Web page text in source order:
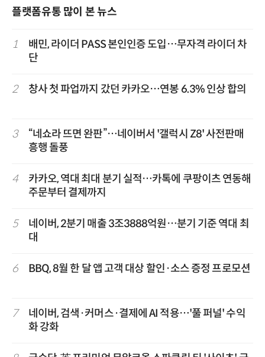
플랫폼유통 많이 본 뉴스
1
배민, 라이더 PASS 본인인증 도입…무자격 라이더 차
단
2 창사 첫 파업까지 갔던 카카오…연봉 6.3% 인상 합의
3
“네쇼라 뜨면 완판”…네이버서 '갤럭시 Z8' 사전판매
흥행 돌풍
4
카카오, 역대 최대 분기 실적…카톡에 쿠팡이츠 연동해
주문부터 결제까지
5
네이버, 2분기 매출 3조3888억원…분기 기준 역대 최
대
6 BBQ, 8월 한 달 앱 고객 대상 할인·소스 증정 프로모션
7
네이버, 검색·커머스·결제에 AI 적용…'풀 퍼널' 수익
화 강화